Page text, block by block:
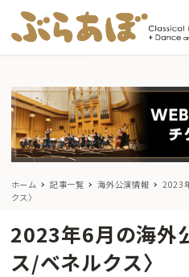
ホーム 記事一覧 海外公演情報
2023
クス〉
2023年6月の海外
ス/ベネルクス〉